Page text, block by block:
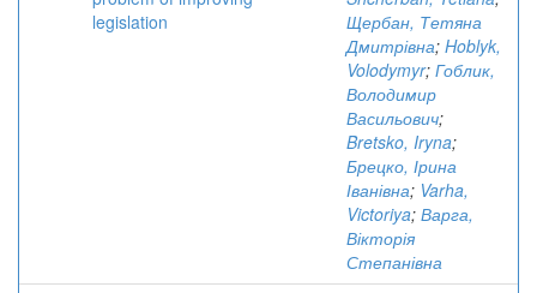
legislation
Щербан, Тетяна
Дмитрівна; Hoblyk,
Volodymyr; Гоблик,
Володимир
Васильович;
Bretsko, Iryna;
Брецко, Ірина
Іванівна; Varha,
Victoriya; Варга,
Вікторія
Степанівна